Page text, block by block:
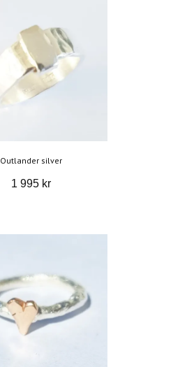
Outlander silver
1 995 kr